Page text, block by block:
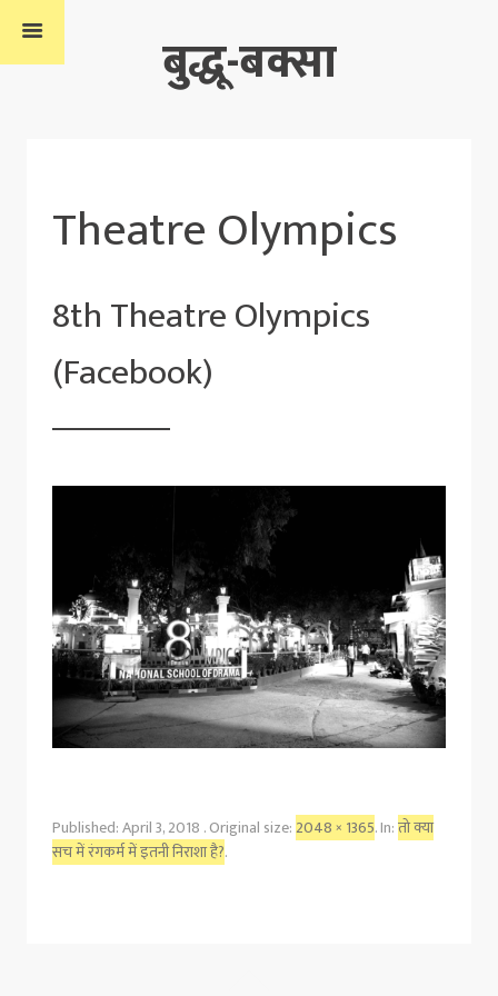
बुद्धू-बक्सा
Theatre Olympics
8th Theatre Olympics
(Facebook)
Published:April 3, 2018 . Original size:2048 × 1365. In:तो क्या
सच में रंगकर्म में इतनी निराशा है?.